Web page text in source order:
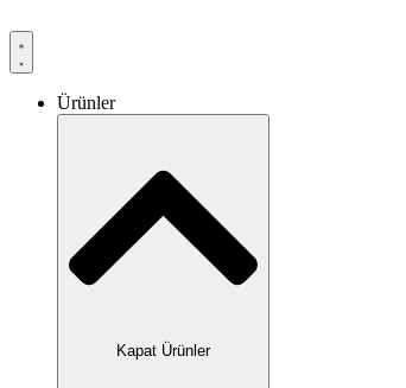
Ürünler
Kapat Ürünler